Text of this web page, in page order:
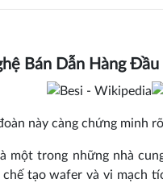
Bán Dẫn Hàng Đầu
này càng chứng minh
một trong những nhà
tạo wafer và vi mạch